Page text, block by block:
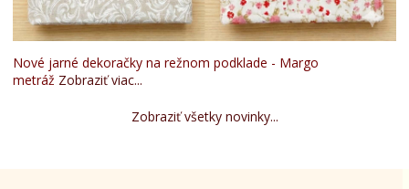
Nové jarné dekoračky na režnom podklade - Margo
metráž Zobraziť viac...
Zobraziť všetky novinky...